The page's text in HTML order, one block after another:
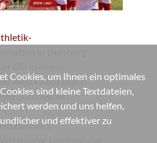
Cookies, um Ihnen ein optimales
sind kleine Textdateien,
werden und uns helfen,
und effektiver zu
OP in einem
Wettkampf gegen
durchsetzen.
Ballwurf,